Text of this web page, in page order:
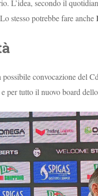
L’idea, secondo il
stesso potrebbe fare anche
convocazione del
per tutto il nuovo board